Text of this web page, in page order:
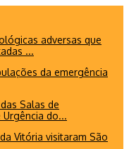
adversas que
...
da emergência
Salas de
Urgência do...
Vitória visitaram São